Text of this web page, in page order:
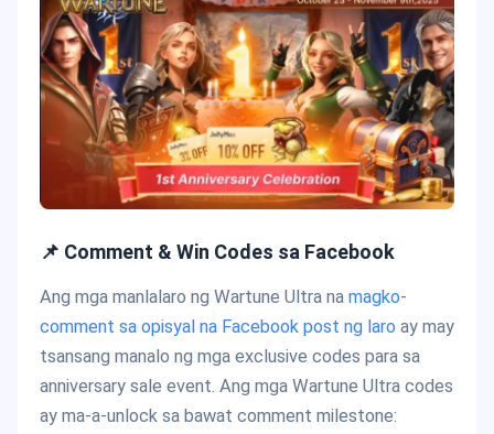
📌 Comment & Win Codes sa Facebook
Ang mga manlalaro ng Wartune Ultra na magko-
comment sa opisyal na Facebook post ng laro ay may
tsansang manalo ng mga exclusive codes para sa
anniversary sale event. Ang mga Wartune Ultra codes
ay ma-a-unlock sa bawat comment milestone: